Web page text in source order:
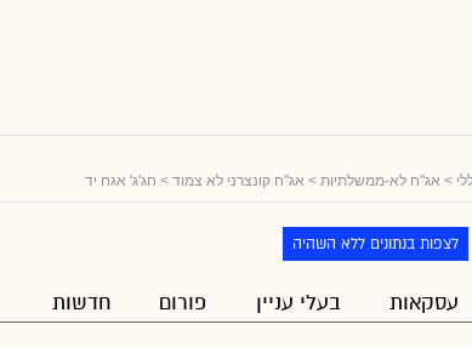
> אג"ח לא-ממשלתיות > אג"ח קונצרני לא צמוד > חג'ג' אגח יד
לצפות בנתונים ללא השהיה
עסקאות בעלי עניין פורום חדשות